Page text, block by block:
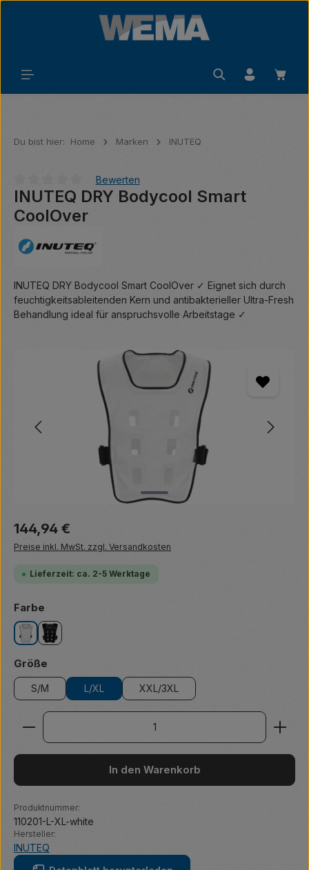
Zum Hauptinhalt springen
Du bist hier: Home Marken INUTEQ
Durchschnittliche Bewertung von 0 von 5 Sternen
Bewerten
INUTEQ DRY Bodycool Smart
CoolOver
INUTEQ DRY Bodycool Smart CoolOver ✓ Eignet sich durch
feuchtigkeitsableitenden Kern und antibakterieller Ultra-Fresh
Behandlung ideal für anspruchsvolle Arbeitstage ✓
Bildergalerie überspringen
Regulärer Preis:
144,94 €
Preise inkl. MwSt. zzgl. Versandkosten
Lieferzeit: ca. 2-5 Werktage
Farbe
whiteblack
Größe
S/M L/XL XXL/3XL
Produkt Anzahl: Gib den gewünschten Wert ein
In den Warenkorb
Produktnummer:
110201-L-XL-white
Hersteller:
INUTEQ